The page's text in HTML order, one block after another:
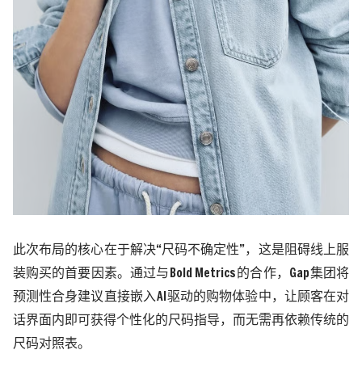
此次布局的核心在于解决“尺码不确定性”，这是阻碍线上服
装购买的首要因素。通过与 Bold Metrics 的合作， Gap集团将
预测性合身建议直接嵌入 AI驱动的购物体验中，让顾客在对
话界面内即可获得个性化的尺码指导，而无需再依赖传统的
尺码对照表。